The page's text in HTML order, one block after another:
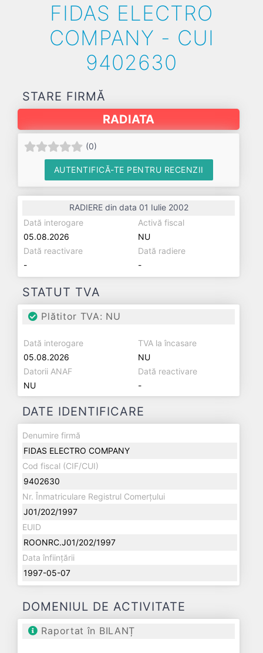
FIDAS ELECTRO
COMPANY - CUI
9402630
STARE FIRMĂ
RADIATA
(0)
AUTENTIFICĂ-TE PENTRU RECENZII
RADIERE din data 01 Iulie 2002
Dată interogare
05.08.2026
Activă fiscal
NU
Dată reactivare
-
Dată radiere
-
STATUT TVA
Plătitor TVA: NU
Dată interogare
05.08.2026
TVA la încasare
NU
Datorii ANAF
NU
Dată reactivare
-
DATE IDENTIFICARE
Denumire firmă
FIDAS ELECTRO COMPANY
Cod fiscal (CIF/CUI)
9402630
Nr. Înmatriculare Registrul Comerțului
J01/202/1997
EUID
ROONRC.J01/202/1997
Data înființării
1997-05-07
DOMENIUL DE ACTIVITATE
Raportat în BILANȚ